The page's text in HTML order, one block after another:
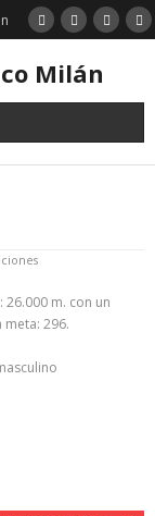
Milán
26.000 m. con un
296.